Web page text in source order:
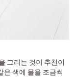
그리는 것이 추천이
은 색에 물을 조금씩